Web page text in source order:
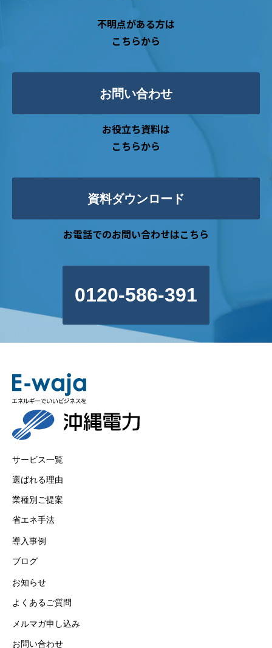
不明点がある方は
こちらから
お問い合わせ
お役立ち資料は
こちらから
資料ダウンロード
お電話でのお問い合わせはこちら
0120-586-391
サービス一覧
選ばれる理由
業種別ご提案
省エネ手法
導入事例
ブログ
お知らせ
よくあるご質問
メルマガ申し込み
お問い合わせ